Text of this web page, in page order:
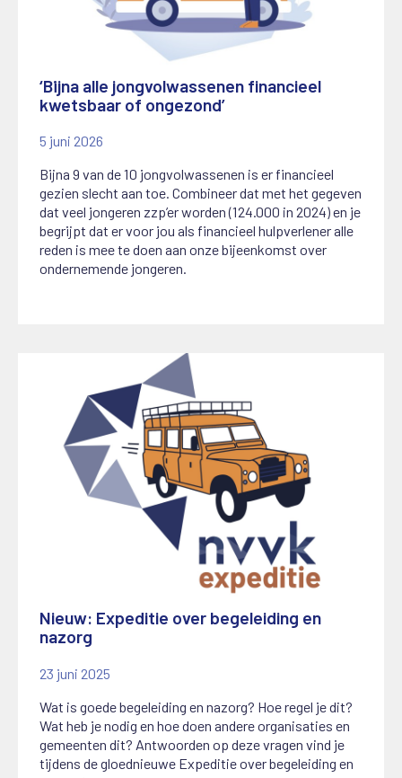
‘Bijna alle jongvolwassenen financieel
kwetsbaar of ongezond’
5 juni 2026
Bijna 9 van de 10 jongvolwassenen is er financieel
gezien slecht aan toe. Combineer dat met het gegeven
dat veel jongeren zzp’er worden (124.000 in 2024) en je
begrijpt dat er voor jou als financieel hulpverlener alle
reden is mee te doen aan onze bijeenkomst over
ondernemende jongeren.
Nieuw: Expeditie over begeleiding en
nazorg
23 juni 2025
Wat is goede begeleiding en nazorg? Hoe regel je dit?
Wat heb je nodig en hoe doen andere organisaties en
gemeenten dit? Antwoorden op deze vragen vind je
tijdens de gloednieuwe Expeditie over begeleiding en